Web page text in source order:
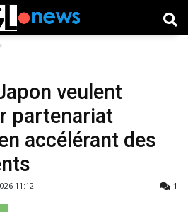
veulent
partenariat
accélérant des
11:12 1